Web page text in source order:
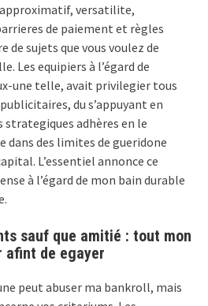
versatilite,
de paiement et règles
sujets que vous voulez de
Les equipiers à l’égard de
une telle, avait privilegier tous
du s’appuyant en
adhères en le
dans des limites de gueridone
L’essentiel annonce ce
à l’égard de mon bain durable
sauf que amitié : tout mon
afint de egayer
peut abuser ma bankroll, mais